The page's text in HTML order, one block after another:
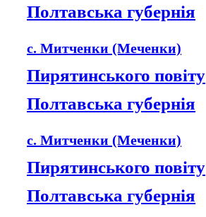
Полтавська губернія
с. Митченки (Меченки)
Пирятинського повіту
Полтавська губернія
с. Митченки (Меченки)
Пирятинського повіту
Полтавська губернія